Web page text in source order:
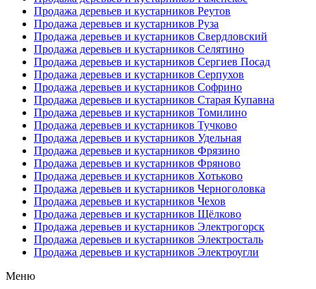
Продажа деревьев и кустарников Реутов
Продажа деревьев и кустарников Руза
Продажа деревьев и кустарников Свердловский
Продажа деревьев и кустарников Селятино
Продажа деревьев и кустарников Сергиев Посад
Продажа деревьев и кустарников Серпухов
Продажа деревьев и кустарников Софрино
Продажа деревьев и кустарников Старая Купавна
Продажа деревьев и кустарников Томилино
Продажа деревьев и кустарников Тучково
Продажа деревьев и кустарников Удельная
Продажа деревьев и кустарников Фрязино
Продажа деревьев и кустарников Фряново
Продажа деревьев и кустарников Хотьково
Продажа деревьев и кустарников Черноголовка
Продажа деревьев и кустарников Чехов
Продажа деревьев и кустарников Щёлково
Продажа деревьев и кустарников Электрогорск
Продажа деревьев и кустарников Электросталь
Продажа деревьев и кустарников Электроугли
Меню